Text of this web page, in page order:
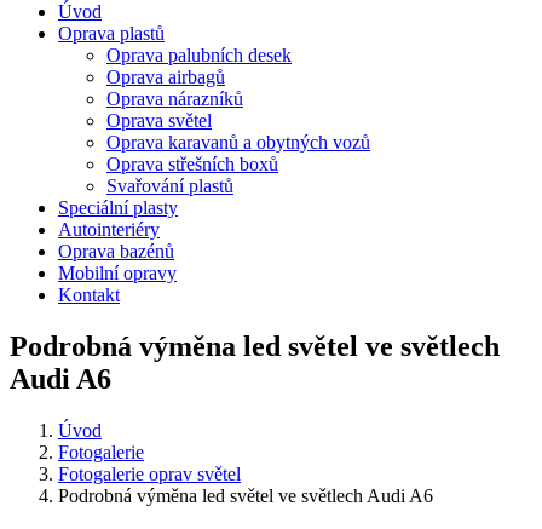
Úvod
Oprava plastů
Oprava palubních desek
Oprava airbagů
Oprava nárazníků
Oprava světel
Oprava karavanů a obytných vozů
Oprava střešních boxů
Svařování plastů
Speciální plasty
Autointeriéry
Oprava bazénů
Mobilní opravy
Kontakt
Podrobná výměna led světel ve světlech
Audi A6
Úvod
Fotogalerie
Fotogalerie oprav světel
Podrobná výměna led světel ve světlech Audi A6